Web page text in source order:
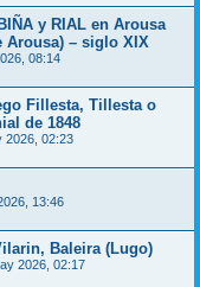
y RIAL en Arousa
Arousa) – siglo XIX
08:14
Fillesta, Tillesta o
de 1848
2026, 02:23
13:46
Baleira (Lugo)
2026, 02:17